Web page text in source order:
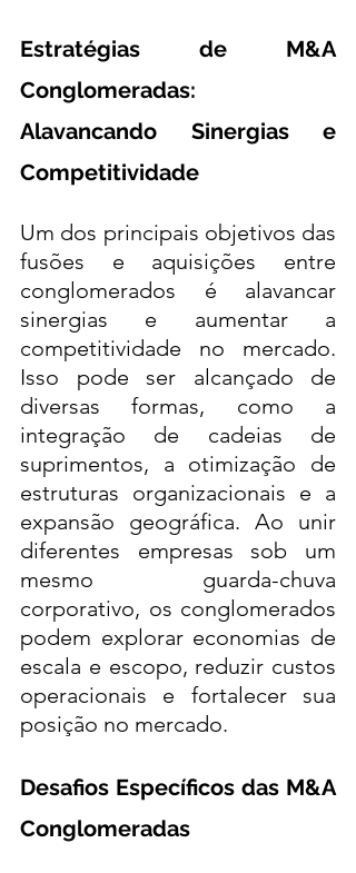
Estratégias de M&A
Conglomeradas:
Alavancando Sinergias e
Competitividade
Um dos principais objetivos das
fusões e aquisições entre
conglomerados é alavancar
sinergias e aumentar a
competitividade no mercado.
Isso pode ser alcançado de
diversas formas, como a
integração de cadeias de
suprimentos, a otimização de
estruturas organizacionais e a
expansão geográfica. Ao unir
diferentes empresas sob um
mesmo guarda-chuva
corporativo, os conglomerados
podem explorar economias de
escala e escopo, reduzir custos
operacionais e fortalecer sua
posição no mercado.
Desafios Específicos das M&A
Conglomeradas